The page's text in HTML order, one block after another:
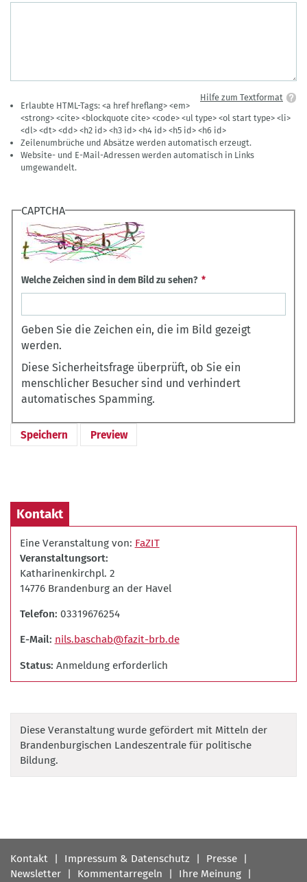
Hilfe zum Textformat
Erlaubte HTML-Tags: <a href hreflang> <em>
<strong> <cite> <blockquote cite> <code> <ul type> <ol start type> <li>
<dl> <dt> <dd> <h2 id> <h3 id> <h4 id> <h5 id> <h6 id>
Zeilenumbrüche und Absätze werden automatisch erzeugt.
Website- und E-Mail-Adressen werden automatisch in Links
umgewandelt.
CAPTCHA
Welche Zeichen sind in dem Bild zu sehen?
Geben Sie die Zeichen ein, die im Bild gezeigt
werden.
Diese Sicherheitsfrage überprüft, ob Sie ein
menschlicher Besucher sind und verhindert
automatisches Spamming.
Kontakt
Eine Veranstaltung von: FaZIT
Veranstaltungsort
Katharinenkirchpl. 2
14776 Brandenburg an der Havel
Telefon 03319676254
E-Mail nils.baschab@fazit-brb.de
Status Anmeldung erforderlich
Diese Veranstaltung wurde gefördert mit Mitteln der
Brandenburgischen Landeszentrale für politische
Bildung.
Fußbereichsmenü
Kontakt Impressum & Datenschutz
Presse
Newsletter
Kommentarregeln Ihre Meinung